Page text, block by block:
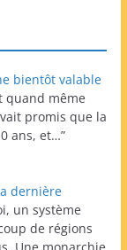
bientôt valable
quand même
promis que la
ans, et…”
dernière
un système
de régions